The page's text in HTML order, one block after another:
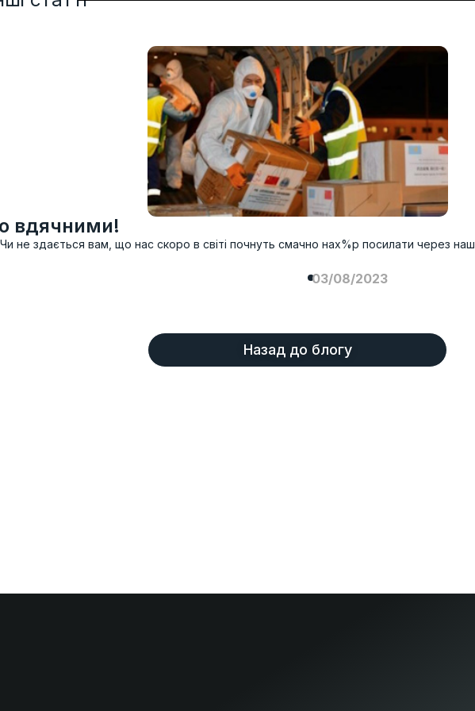
вдячними!
не здається вам, що нас скоро в світі почнуть смачно нах%р посилати через
03/08/2023
Назад до блогу